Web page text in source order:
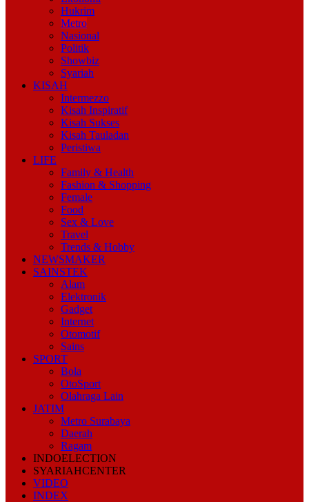
Hukrim
Metro
Nasional
Politik
Showbiz
Syariah
KISAH
Intermezzo
Kisah Inspiratif
Kisah Sukses
Kisah Tauladan
Peristiwa
LIFE
Family & Health
Fashion & Shopping
Female
Food
Sex & Love
Travel
Trends & Hobby
NEWSMAKER
SAINSTEK
Alam
Elektronik
Gadget
Internet
Otomotif
Sains
SPORT
Bola
OtoSport
Olahraga Lain
JATIM
Metro Surabaya
Daerah
Ragam
INDOELECTION
SYARIAHCENTER
VIDEO
INDEX